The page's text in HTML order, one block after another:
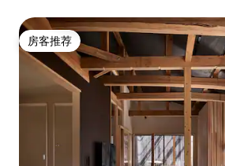
房客推荐
房客推荐